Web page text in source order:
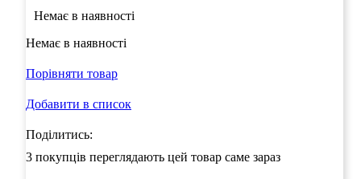
Немає в наявності
Немає в наявності
Порівняти товар
Добавити в список
Поділитись:
3 покупців переглядають цей товар саме зараз